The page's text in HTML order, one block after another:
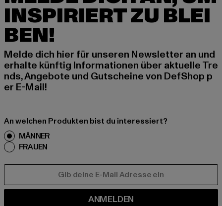
INSPIRIERT ZU BLEI
BEN!
Melde dich hier für unseren Newsletter an und
erhalte künftig Informationen über aktuelle Tre
nds, Angebote und Gutscheine von DefShop p
er E-Mail!
An welchen Produkten bist du interessiert?
MÄNNER
FRAUEN
ANMELDEN